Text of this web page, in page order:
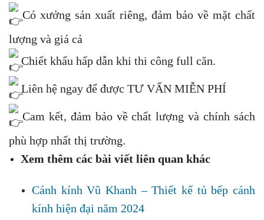
Có xưởng sản xuất riêng, đảm bảo về mặt chất
lượng và giá cả
Chiết khấu hấp dẫn khi thi công full căn.
Liên hệ ngay để được TƯ VẤN MIỄN PHÍ
Cam kết, đảm bảo về chất lượng và chính sách
phù hợp nhất thị trường.
Xem thêm các bài viết liên quan khác
Cánh kính Vũ Khanh – Thiết kế tủ bếp cánh
kính hiện đại năm 2024